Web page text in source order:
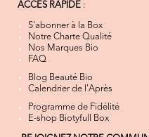
ACCÈS RAPIDE :
S'abonner à la Box
Notre Charte Qualité
Nos Marques Bio
FAQ
Blog Beauté Bio
Calendrier de l'Après
Programme de Fidélité
E-shop Biotyfull Box